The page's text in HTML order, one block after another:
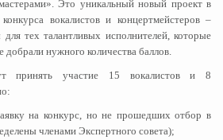
Это уникальный новый проект в
вокалистов и концертмейстеров –
для тех талантливых исполнителей, которые
добрали нужного количества баллов.
принять участие 15 вокалистов и 8
на конкурс, но не прошедших отбор в
членами Экспертного совета);